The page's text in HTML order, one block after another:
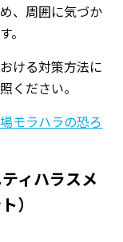
、周囲に気づか
。
ける対策方法に
ください。
モラハラの恐ろ
ィハラスメ
）